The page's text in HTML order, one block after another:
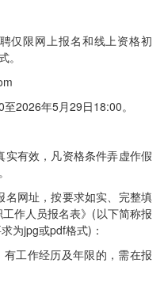
仅限网上报名和线上资格初
。
2026年5月29日18:00。
有效，凡资格条件弄虚作假
网址，按要求如实、完整填
作人员报名表》(以下简称报
为jpg或pdf格式)：
工作经历及年限的，需在报